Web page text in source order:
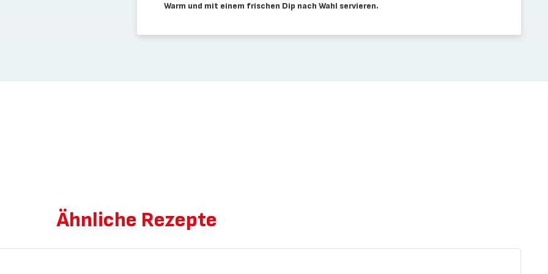
Warm und mit einem frischen Dip nach Wahl servieren.
Ähnliche Rezepte